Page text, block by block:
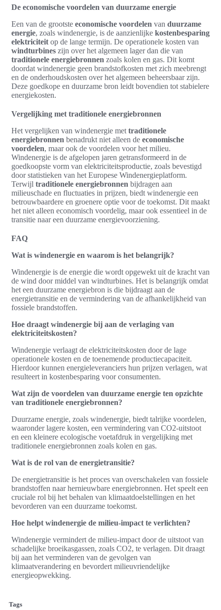
De economische voordelen van duurzame energie
Een van de grootste economische voordelen van duurzame
energie, zoals windenergie, is de aanzienlijke kostenbesparing
elektriciteit op de lange termijn. De operationele kosten van
windturbines zijn over het algemeen lager dan die van
traditionele energiebronnen zoals kolen en gas. Dit komt
doordat windenergie geen brandstofkosten met zich meebrengt
en de onderhoudskosten over het algemeen beheersbaar zijn.
Deze goedkope en duurzame bron leidt bovendien tot stabielere
energiekosten.
Vergelijking met traditionele energiebronnen
Het vergelijken van windenergie met traditionele
energiebronnen benadrukt niet alleen de economische
voordelen, maar ook de voordelen voor het milieu.
Windenergie is de afgelopen jaren getransformeerd in de
goedkoopste vorm van elektriciteitsproductie, zoals bevestigd
door statistieken van het Europese Windenergieplatform.
Terwijl traditionele energiebronnen bijdragen aan
milieuschade en fluctuaties in prijzen, biedt windenergie een
betrouwbaardere en groenere optie voor de toekomst. Dit maakt
het niet alleen economisch voordelig, maar ook essentieel in de
transitie naar een duurzame energievoorziening.
FAQ
Wat is windenergie en waarom is het belangrijk?
Windenergie is de energie die wordt opgewekt uit de kracht van
de wind door middel van windturbines. Het is belangrijk omdat
het een duurzame energiebron is die bijdraagt aan de
energietransitie en de vermindering van de afhankelijkheid van
fossiele brandstoffen.
Hoe draagt windenergie bij aan de verlaging van
elektriciteitskosten?
Windenergie verlaagt de elektriciteitskosten door de lage
operationele kosten en de toenemende productiecapaciteit.
Hierdoor kunnen energieleveranciers hun prijzen verlagen, wat
resulteert in kostenbesparing voor consumenten.
Wat zijn de voordelen van duurzame energie ten opzichte
van traditionele energiebronnen?
Duurzame energie, zoals windenergie, biedt talrijke voordelen,
waaronder lagere kosten, een vermindering van CO2-uitstoot
en een kleinere ecologische voetafdruk in vergelijking met
traditionele energiebronnen zoals kolen en gas.
Wat is de rol van de energietransitie?
De energietransitie is het proces van overschakelen van fossiele
brandstoffen naar hernieuwbare energiebronnen. Het speelt een
cruciale rol bij het behalen van klimaatdoelstellingen en het
bevorderen van een duurzame toekomst.
Hoe helpt windenergie de milieu-impact te verlichten?
Windenergie vermindert de milieu-impact door de uitstoot van
schadelijke broeikasgassen, zoals CO2, te verlagen. Dit draagt
bij aan het verminderen van de gevolgen van
klimaatverandering en bevordert milieuvriendelijke
energieopwekking.
Tags